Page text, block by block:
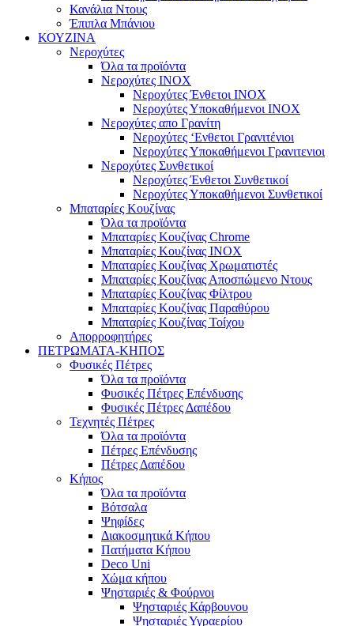
Κανάλια Ντους
Έπιπλα Μπάνιου
ΚΟΥΖΙΝΑ
Νεροχύτες
Όλα τα προϊόντα
Νεροχύτες ΙΝΟΧ
Νεροχύτες Ένθετοι INOX
Νεροχύτες Υποκαθήμενοι INOX
Νεροχύτες απο Γρανίτη
Νεροχύτες ‘Ενθετοι Γρανιτένιοι
Νεροχύτες Υποκαθήμενοι Γρανιτενιοι
Νεροχύτες Συνθετικοί
Νεροχύτες Ένθετοι Συνθετικοί
Νεροχύτες Υποκαθήμενοι Συνθετικοί
Μπαταρίες Κουζίνας
Όλα τα προϊόντα
Μπαταρίες Κουζίνας Chrome
Μπαταρίες Κουζίνας INOX
Μπαταρίες Κουζίνας Χρωματιστές
Μπαταρίες Κουζίνας Αποσπώμενο Ντους
Μπαταρίες Κουζίνας Φίλτρου
Μπαταρίες Κουζίνας Παραθύρου
Μπαταρίες Κουζίνας Τοίχου
Απορροφητήρες
ΠΕΤΡΩΜΑΤΑ-ΚΗΠΟΣ
Φυσικές Πέτρες
Όλα τα προϊόντα
Φυσικές Πέτρες Επένδυσης
Φυσικές Πέτρες Δαπέδου
Τεχνητές Πέτρες
Όλα τα προϊόντα
Πέτρες Επένδυσης
Πέτρες Δαπέδου
Κήπος
Όλα τα προϊόντα
Βότσαλα
Ψηφίδες
Διακοσμητικά Κήπου
Πατήματα Κήπου
Deco Uni
Χώμα κήπου
Ψησταριές & Φούρνοι
Ψησταριές Κάρβουνου
Ψησταριές Υγραερίου